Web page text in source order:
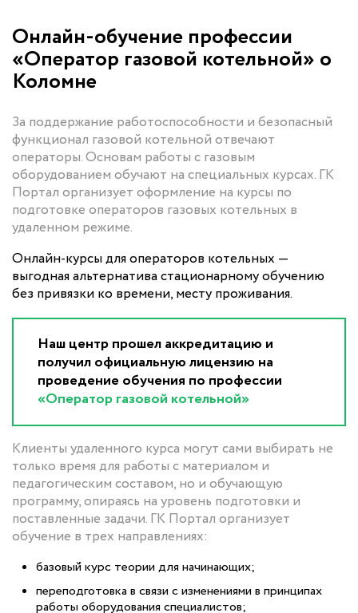
Онлайн-обучение профессии
«Оператор газовой котельной» о
Коломне
За поддержание работоспособности и безопасный
функционал газовой котельной отвечают
операторы. Основам работы с газовым
оборудованием обучают на специальных курсах. ГК
Портал организует оформление на курсы по
подготовке операторов газовых котельных в
удаленном режиме.
Онлайн-курсы для операторов котельных —
выгодная альтернатива стационарному обучению
без привязки ко времени, месту проживания.
Наш центр прошел аккредитацию и
получил официальную лицензию на
проведение обучения по профессии
«Оператор газовой котельной»
Клиенты удаленного курса могут сами выбирать не
только время для работы с материалом и
педагогическим составом, но и обучающую
программу, опираясь на уровень подготовки и
поставленные задачи. ГК Портал организует
обучение в трех направлениях:
базовый курс теории для начинающих;
переподготовка в связи с изменениями в принципах
работы оборудования специалистов;